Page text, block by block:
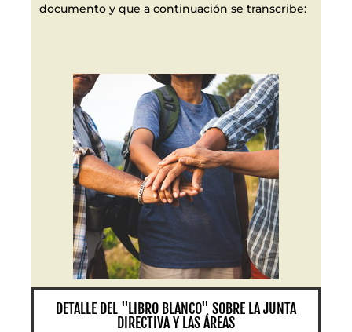
documento y que a continuación se transcribe:
DETALLE DEL "LIBRO BLANCO" SOBRE LA JUNTA
DIRECTIVA Y LAS ÁREAS